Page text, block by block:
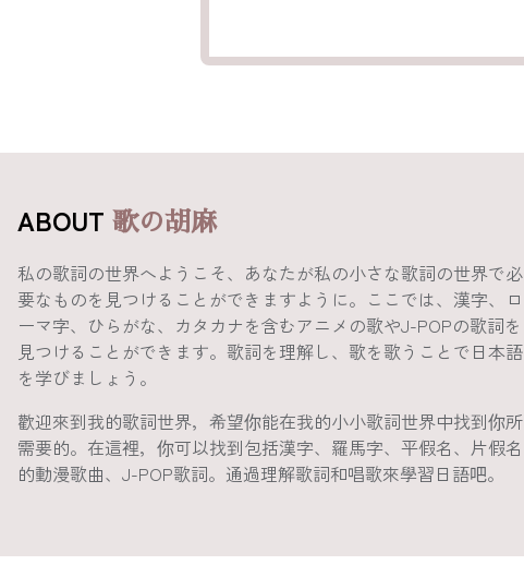
ABOUT 歌の胡麻
私の歌詞の世界へようこそ、あなたが私の小さな歌詞の世界で必
要なものを見つけることができますように。ここでは、漢字、ロ
ーマ字、ひらがな、カタカナを含むアニメの歌やJ-POPの歌詞を
見つけることができます。歌詞を理解し、歌を歌うことで日本語
を学びましょう。
歡迎來到我的歌詞世界，希望你能在我的小小歌詞世界中找到你所
需要的。在這裡，你可以找到包括漢字、羅馬字、平假名、片假名
的動漫歌曲、J-POP歌詞。通過理解歌詞和唱歌來學習日語吧。